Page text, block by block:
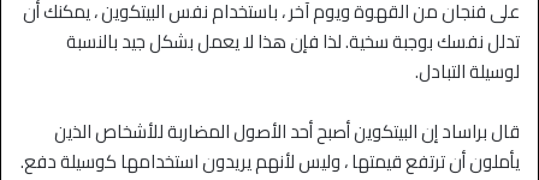
على فنجان من القهوة ويوم آخر ، باستخدام نفس البيتكوين ، يمكنك أن
تدلل نفسك بوجبة سخية. لذا فإن هذا لا يعمل بشكل جيد بالنسبة
لوسيلة التبادل.
قال براساد إن البيتكوين أصبح أحد الأصول المضاربة للأشخاص الذين
يأملون أن ترتفع قيمتها ، وليس لأنهم يريدون استخدامها كوسيلة دفع.